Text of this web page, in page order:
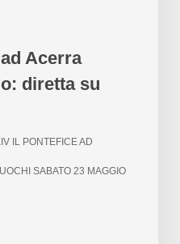
Acerra
diretta su
IL PONTEFICE AD
SABATO 23 MAGGIO